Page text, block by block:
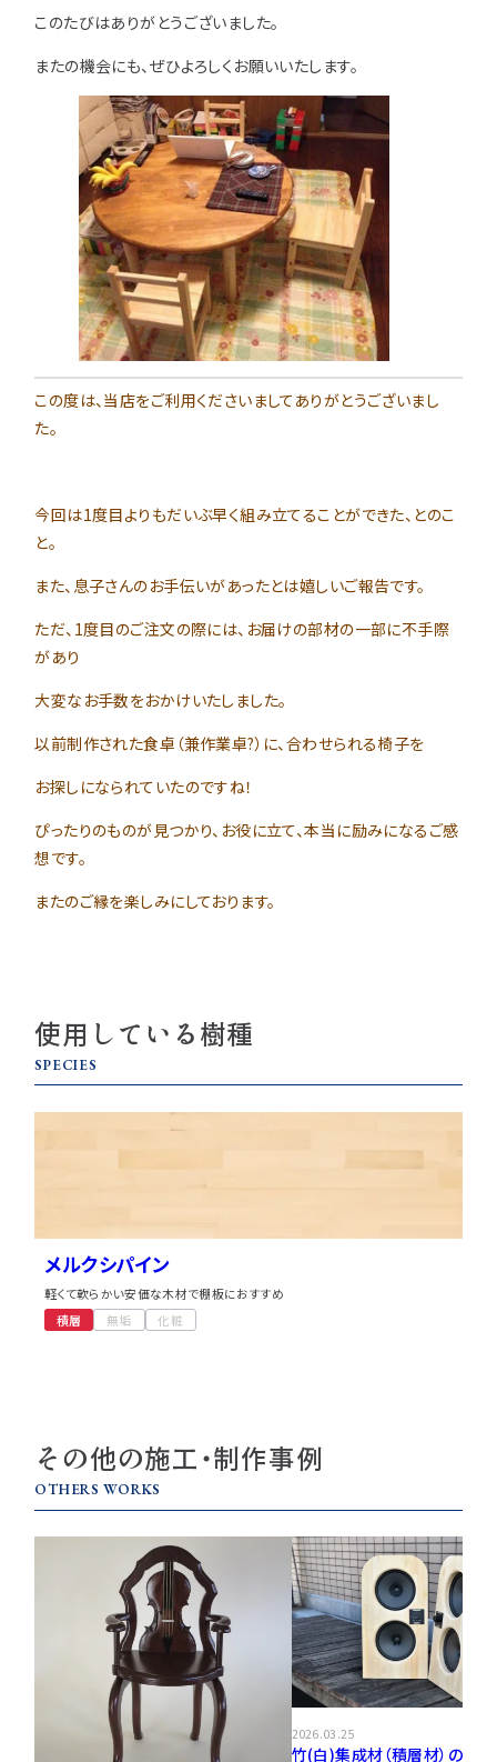
このたびはありがとうございました。
またの機会にも、ぜひよろしくお願いいたします。
この度は、当店をご利用くださいましてありがとうございまし
た。
今回は1度目よりもだいぶ早く組み立てることができた、とのこ
と。
また、息子さんのお手伝いがあったとは嬉しいご報告です。
ただ、1度目のご注文の際には、お届けの部材の一部に不手際
があり
大変なお手数をおかけいたしました。
以前制作された食卓（兼作業卓?）に、合わせられる椅子を
お探しになられていたのですね！
ぴったりのものが見つかり、お役に立て、本当に励みになるご感
想です。
またのご縁を楽しみにしております。
使用している樹種
SPECIES
メルクシパイン
軽くて軟らかい安価な木材で棚板におすすめ
積層
無垢 化粧
その他の施工・制作事例
OTHERS WORKS
2026.03.25
竹(白)集成材（積層材）の平面